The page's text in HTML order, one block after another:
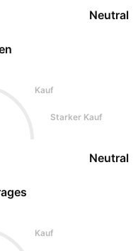
Kauf
Starker Kauf
Neutral
Neutral
Kauf